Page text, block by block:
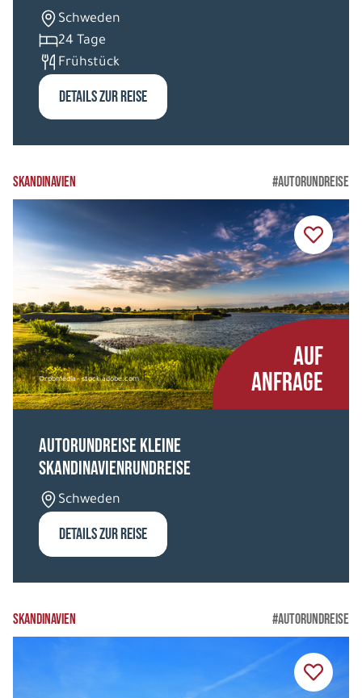
Schweden
24 Tage
Frühstück
DETAILS ZUR REISE
SKANDINAVIEN #AUTORUNDREISE
©rpbmedia - stock.adobe.com
AUF
ANFRAGE
Autorundreise Kleine
Skandinavienrundreise
Schweden
DETAILS ZUR REISE
SKANDINAVIEN #AUTORUNDREISE